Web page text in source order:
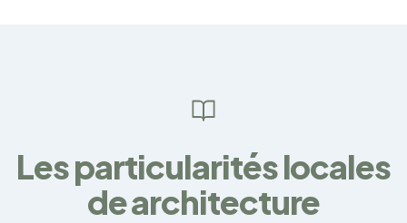
Les particularités locales
de architecture